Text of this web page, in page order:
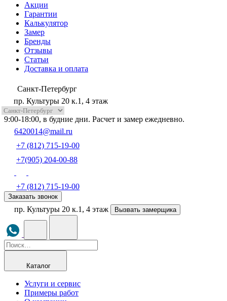
Акции
Гарантии
Калькулятор
Замер
Бренды
Отзывы
Статьи
Доставка и оплата
Санкт-Петербург
пр. Культуры 20 к.1, 4 этаж
9:00-18:00, в будние дни. Расчет и замер ежедневно.
6420014@mail.ru
+7 (812) 715-19-00
+7(905) 204-00-88
+7 (812) 715-19-00
Заказать звонок
пр. Культуры 20 к.1, 4 этаж Вызвать замерщика
Каталог
Услуги и сервис
Примеры работ